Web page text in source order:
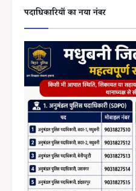
पदाधिकारियों का नया नंबर